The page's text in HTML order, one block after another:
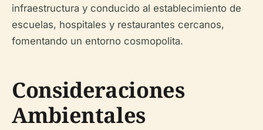
infraestructura y conducido al establecimiento de
escuelas, hospitales y restaurantes cercanos,
fomentando un entorno cosmopolita.
Consideraciones
Ambientales